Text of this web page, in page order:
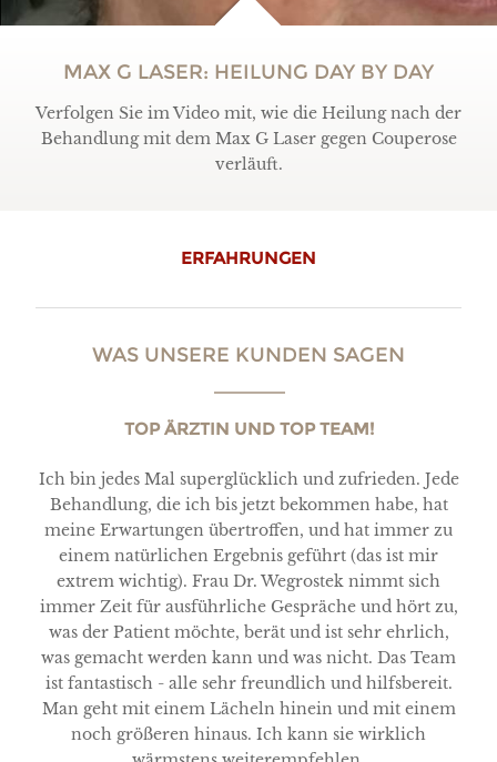
MAX G LASER: HEILUNG DAY BY DAY
Verfolgen Sie im Video mit, wie die Heilung nach der
Behandlung mit dem Max G Laser gegen Couperose
verläuft.
ERFAHRUNGEN
WAS UNSERE KUNDEN SAGEN
TOP ÄRZTIN UND TOP TEAM!
Ich bin jedes Mal superglücklich und zufrieden. Jede
Behandlung, die ich bis jetzt bekommen habe, hat
meine Erwartungen übertroffen, und hat immer zu
einem natürlichen Ergebnis geführt (das ist mir
extrem wichtig). Frau Dr. Wegrostek nimmt sich
immer Zeit für ausführliche Gespräche und hört zu,
was der Patient möchte, berät und ist sehr ehrlich,
was gemacht werden kann und was nicht. Das Team
ist fantastisch - alle sehr freundlich und hilfsbereit.
Man geht mit einem Lächeln hinein und mit einem
noch größeren hinaus. Ich kann sie wirklich